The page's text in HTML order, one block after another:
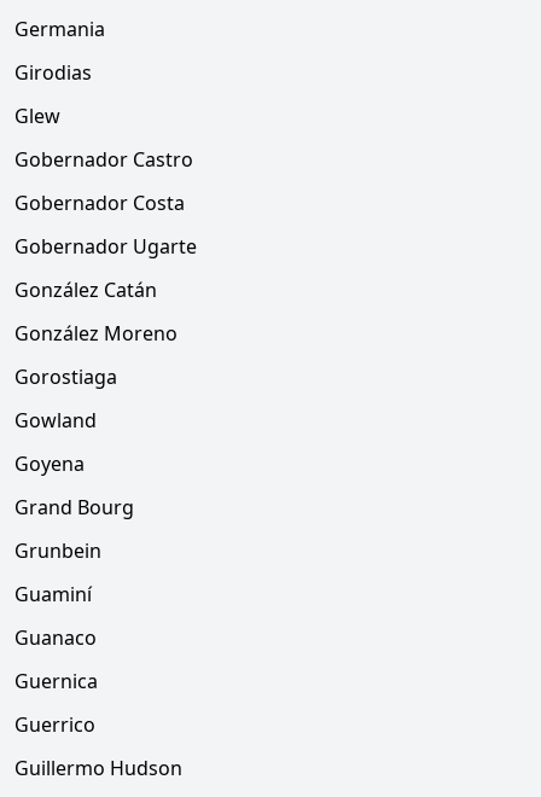
Germania
Girodias
Glew
Gobernador Castro
Gobernador Costa
Gobernador Ugarte
González Catán
González Moreno
Gorostiaga
Gowland
Goyena
Grand Bourg
Grunbein
Guaminí
Guanaco
Guernica
Guerrico
Guillermo Hudson